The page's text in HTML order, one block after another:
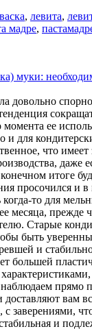
, левита,
мадре,
муки:
довольно
ее
и для
что
даже
итоге
просочился и
когда-то для
месяца, прежде
Старые
быть
и
большей
прямо
вам
заверениями,
и